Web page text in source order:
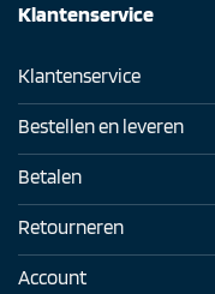
Klantenservice
Klantenservice
Bestellen en leveren
Betalen
Retourneren
Account